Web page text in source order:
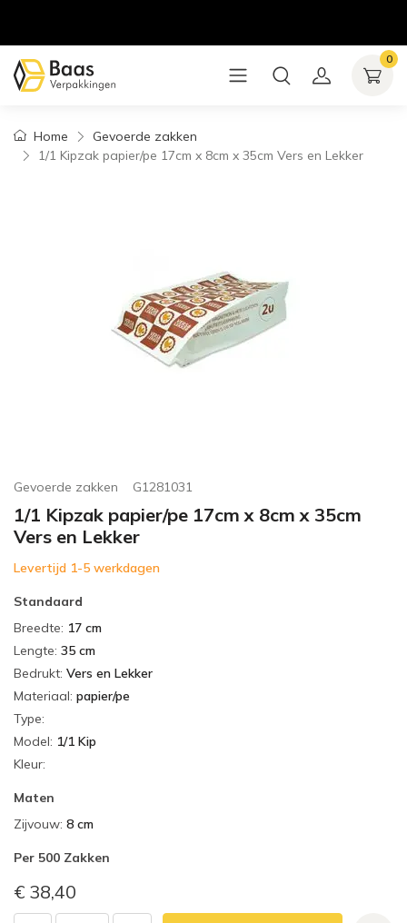
0
Home
Gevoerde zakken
1/1 Kipzak papier/pe 17cm x 8cm x 35cm Vers en Lekker
Gevoerde zakken G1281031
1/1 Kipzak papier/pe 17cm x 8cm x 35cm
Vers en Lekker
Levertijd 1-5 werkdagen
Standaard
Breedte: 17 cm
Lengte: 35 cm
Bedrukt: Vers en Lekker
Materiaal: papier/pe
Type:
Model: 1/1 Kip
Kleur:
Maten
Zijvouw: 8 cm
Per 500 Zakken
€ 38,40